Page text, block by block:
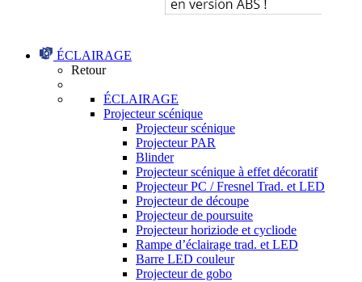
ÉCLAIRAGE
Retour
ÉCLAIRAGE
Projecteur scénique
Projecteur scénique
Projecteur PAR
Blinder
Projecteur scénique à effet décoratif
Projecteur PC / Fresnel Trad. et LED
Projecteur de découpe
Projecteur de poursuite
Projecteur horiziode et cycliode
Rampe d’éclairage trad. et LED
Barre LED couleur
Projecteur de gobo